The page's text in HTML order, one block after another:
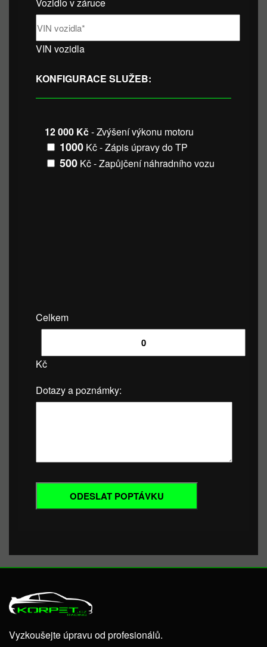
VIN vozidla
KONFIGURACE SLUŽEB:
12 000 Kč- Zvýšení výkonu motoru
1000 Kč - Zápis úpravy do TP
500 Kč - Zapůjčení náhradního vozu
Celkem
Kč
Dotazy a poznámky:
Vyzkoušejte úpravu od profesionálů.